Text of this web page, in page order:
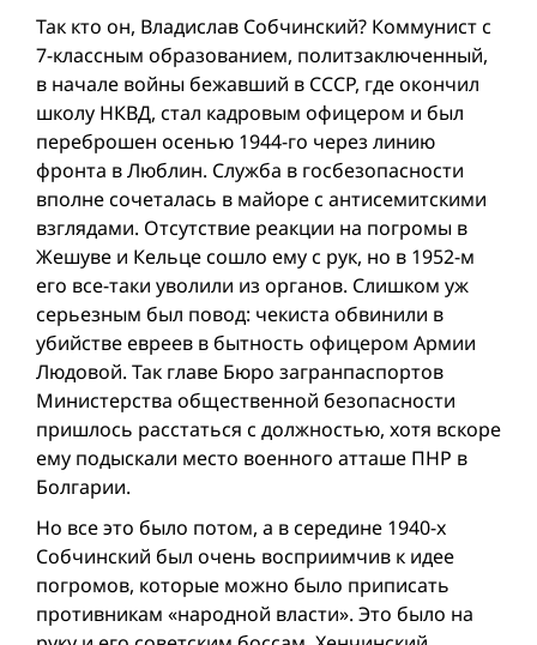
Так кто он, Владислав Собчинский? Коммунист с
7-классным образованием, политзаключенный,
в начале войны бежавший в СССР, где окончил
школу НКВД, стал кадровым офицером и был
переброшен осенью 1944-го через линию
фронта в Люблин. Служба в госбезопасности
вполне сочеталась в майоре с антисемитскими
взглядами. Отсутствие реакции на погромы в
Жешуве и Кельце сошло ему с рук, но в 1952-м
его все-таки уволили из органов. Слишком уж
серьезным был повод: чекиста обвинили в
убийстве евреев в бытность офицером Армии
Людовой. Так главе Бюро загранпаспортов
Министерства общественной безопасности
пришлось расстаться с должностью, хотя вскоре
ему подыскали место военного атташе ПНР в
Болгарии.
Но все это было потом, а в середине 1940-х
Собчинский был очень восприимчив к идее
погромов, которые можно было приписать
противникам «народной власти». Это было на